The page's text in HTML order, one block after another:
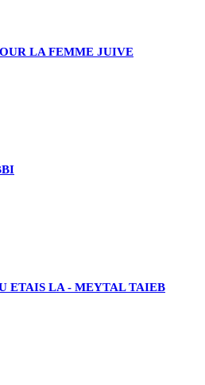
LA FEMME JUIVE
ETAIS LA - MEYTAL TAIEB